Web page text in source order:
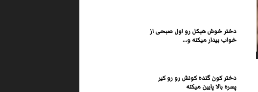
دختر خوش هیکل رو اول صبحی از
خواب بیدار میکنه و...
دختر کون گنده کونش رو رو کیر
پسره بالا پایین میکنه